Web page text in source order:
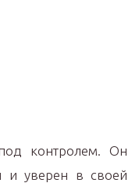
контролем. Он
и уверен в своей